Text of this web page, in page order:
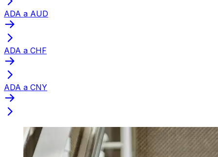
ADA a AUD
ADA a CHF
ADA a CNY